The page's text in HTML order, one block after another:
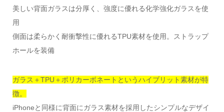
美しい背面ガラスは分厚く、強度に優れる化学強化ガラスを使
用
側面は柔らかく耐衝撃性に優れるTPU素材を使用。ストラップ
ホールを装備
ガラス＋TPU＋ポリカーボネートというハイブリット素材が特
徴。
iPhoneと同様に背面にガラス素材を採用したシンプルなデザイ